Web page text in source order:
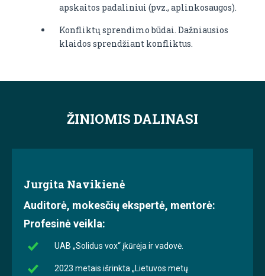
apskaitos padaliniui (pvz., aplinkosaugos).
Konfliktų sprendimo būdai. Dažniausios
klaidos sprendžiant konfliktus.
ŽINIOMIS DALINASI
Jurgita Navikienė
Auditorė, mokesčių ekspertė, mentorė:
Profesinė veikla:
UAB „Solidus vox“ įkūrėja ir vadovė.
2023 metais išrinkta „Lietuvos metų